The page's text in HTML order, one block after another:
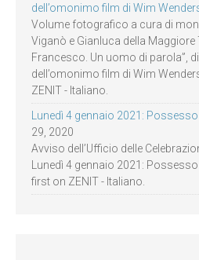
dell’omonimo film di Wim
Volume fotografico a cura di
Viganò e Gianluca della Maggiore
Francesco. Un uomo di parola”,
dell’omonimo film di Wim
ZENIT - Italiano.
Lunedì 4 gennaio 2021:
29, 2020
Avviso dell’Ufficio delle
Lunedì 4 gennaio 2021:
first on ZENIT - Italiano.